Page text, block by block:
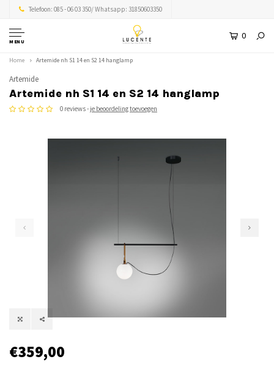
Telefoon: 085 - 06 03 350/ Whatsapp: 31850603350
MENU
0
Home Artemide nh S1 14 en S2 14 hanglamp
Artemide
Artemide nh S1 14 en S2 14 hanglamp
0 reviews - je beoordeling toevoegen
€359,00